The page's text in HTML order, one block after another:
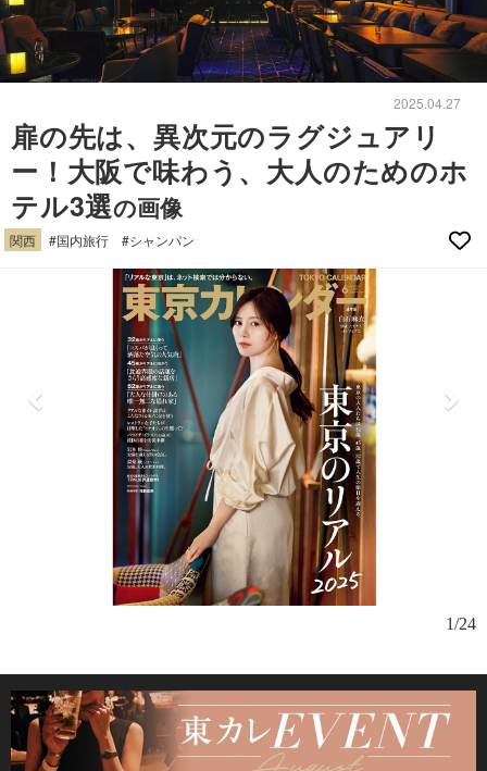
2025.04.27
扉の先は、異次元のラグジュアリ
ー！大阪で味わう、大人のためのホ
テル3選の画像
関西 #国内旅行 #シャンパン
1/24